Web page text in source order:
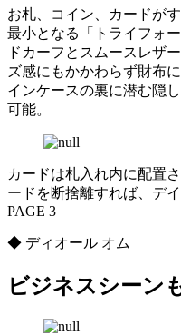
お札、コイン、カードが
最小となる「トライフォ
ドカーフとスムースレザ
ズ感にもかかわらず財布
インケースの裏に潜む隠
可能。
カードは札入れ内に配置
ードを断捨離すれば、デ
PAGE 3
◆ ディオール オム
ビジネスシーン